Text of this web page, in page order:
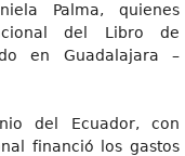
Palma, quienes
del Libro de
en Guadalajara –
del Ecuador, con
financió los gastos